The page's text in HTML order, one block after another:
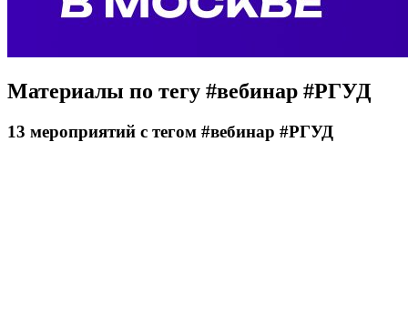
Материалы по тегу #вебинар #РГУД
13 мероприятий с тегом #вебинар #РГУД